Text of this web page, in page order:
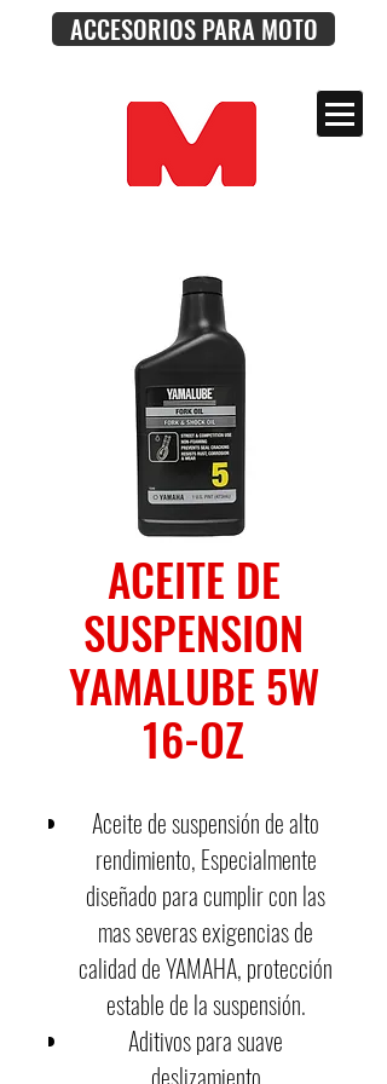
ACCESORIOS PARA MOTO
ACEITE DE
SUSPENSION
YAMALUBE 5W
16-OZ
Aceite de suspensión de alto
rendimiento, Especialmente
diseñado para cumplir con las
mas severas exigencias de
calidad de YAMAHA, protección
estable de la suspensión.
Aditivos para suave
deslizamiento